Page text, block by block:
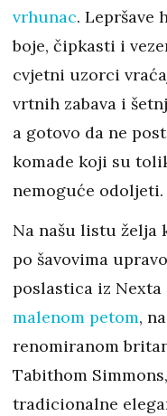
vrhunac. Lepršave
boje, čipkasti i
cvjetni uzorci
vrtnih zabava i
a gotovo da ne
komade koji su
nemoguće odoljeti.
Na našu listu želja
po šavovima
poslastica iz
malenom petom,
renomiranom
Tabithom
tradicionalne